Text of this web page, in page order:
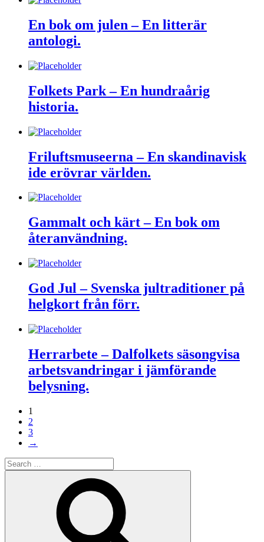
En bok om julen – En litterär
antologi.
Folkets Park – En hundraårig
historia.
Friluftsmuseerna – En skandinavisk
ide erövrar världen.
Gammalt och kärt – En bok om
återanvändning.
God Jul – Svenska jultraditioner på
helgkort från förr.
Herrarbete – Dalfolkets säsongvisa
arbetsvandringar i jämförande
belysning.
1
2
3
→
Search
for: